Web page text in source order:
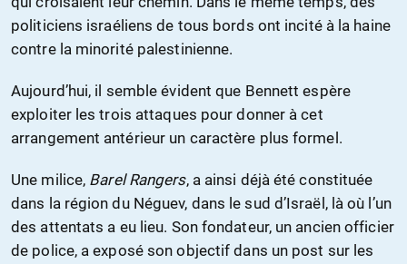
politiciens israéliens de tous bords ont incité à la haine
contre la minorité palestinienne.
Aujourd’hui, il semble évident que Bennett espère
exploiter les trois attaques pour donner à cet
arrangement antérieur un caractère plus formel.
Une milice, Barel Rangers, a ainsi déjà été constituée
dans la région du Néguev, dans le sud d’Israël, là où l’un
des attentats a eu lieu. Son fondateur, un ancien officier
de police, a exposé son objectif dans un post sur les